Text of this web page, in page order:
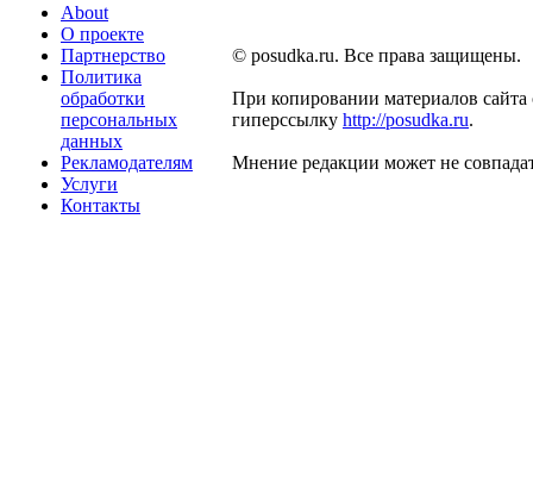
About
О проекте
Партнерство
Политика
обработки
персональных
данных
Рекламодателям
Услуги
Контакты
© posudka.ru. Все права защищены.
При копировании материалов сайта
гиперссылку http://posudka.ru.
Мнение редакции может не